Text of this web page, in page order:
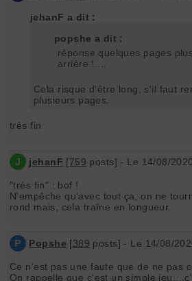
jehanF a dit :
popshe a dit :
réponse quelques pages
arrière !....
Cela risque d'être long, s'il faut
plusieurs pages.
très fin
J jehanF [759 posts] - Le 14/08/
"très fin" : bof !
N'empêche qu'avec tout ça, on ne
rond mais, cela traîne en longueur.
P Popshe [389 posts] - Le 14/08/
Ce n'est pas une faute que de ne pas
On rappelle que c'est un simple